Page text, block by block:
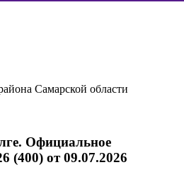
Самарской области
Официальное
(400) от 09.07.2026